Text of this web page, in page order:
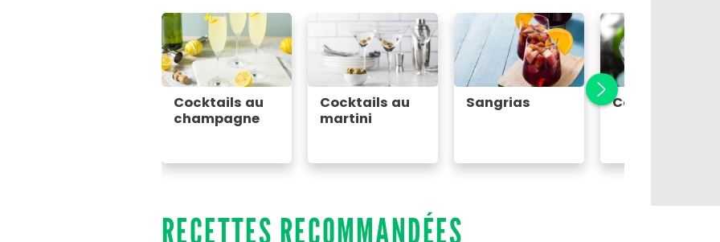
Cocktails au
champagne
Cocktails au
martini
Sangrias Caïpirinha
RECETTES RECOMMANDÉES